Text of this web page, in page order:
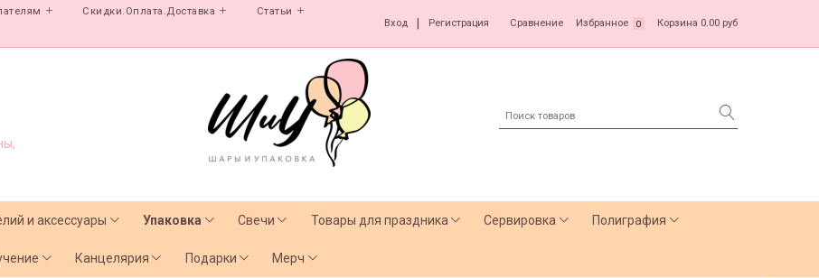
Скидки.Оплата.Доставка Статьи
Вход Регистрация Сравнение Избранное 0 Корзина 0.00 руб
и аксессуары Упаковка Свечи Товары для праздника Сервировка Полиграфия
Канцелярия Подарки Мерч